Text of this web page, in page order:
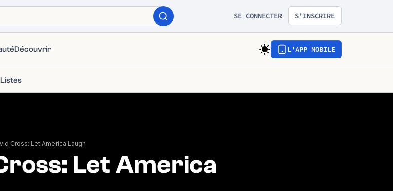
SE CONNECTER S'INSCRIRE
Découvrir L'APP MOBILE
Listes
Cross: Let America Laugh
Let America